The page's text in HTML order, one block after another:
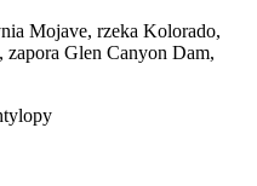
Mojave, rzeka Kolorado,
zapora Glen Canyon Dam,